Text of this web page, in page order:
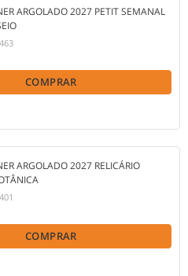
ARGOLADO 2027 PETIT SEMANAL
COMPRAR
ARGOLADO 2027 RELICÁRIO
COMPRAR